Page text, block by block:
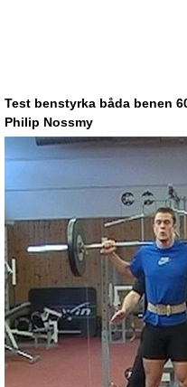
Test benstyrka båda benen
Philip Nossmy